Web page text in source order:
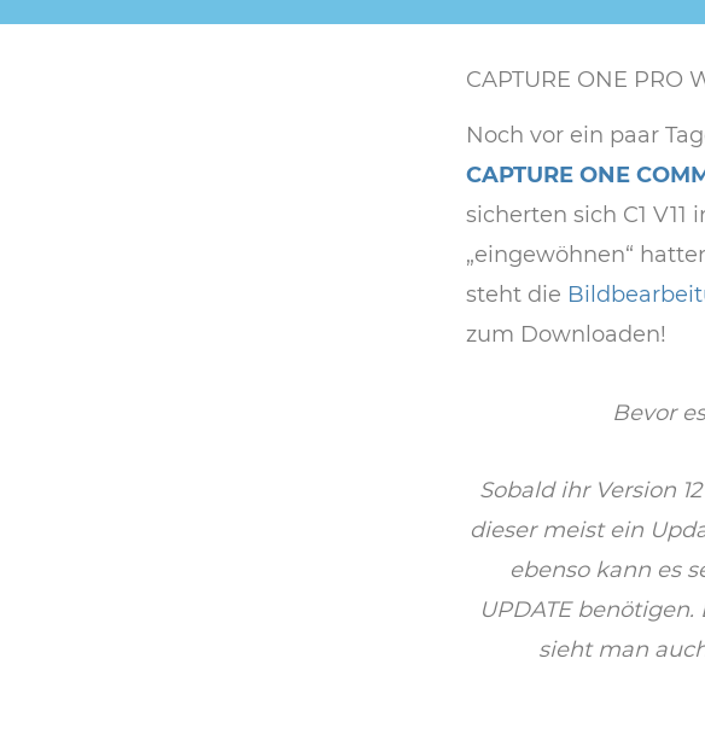
CAPTURE ONE PRO
Noch vor ein paar
CAPTURE ONE
sicherten sich C1
„eingewöhnen“
steht die
zum Downloaden!
Bevor
Sobald ihr Version
dieser meist ein
ebenso kann es
UPDATE benötigen.
sieht man